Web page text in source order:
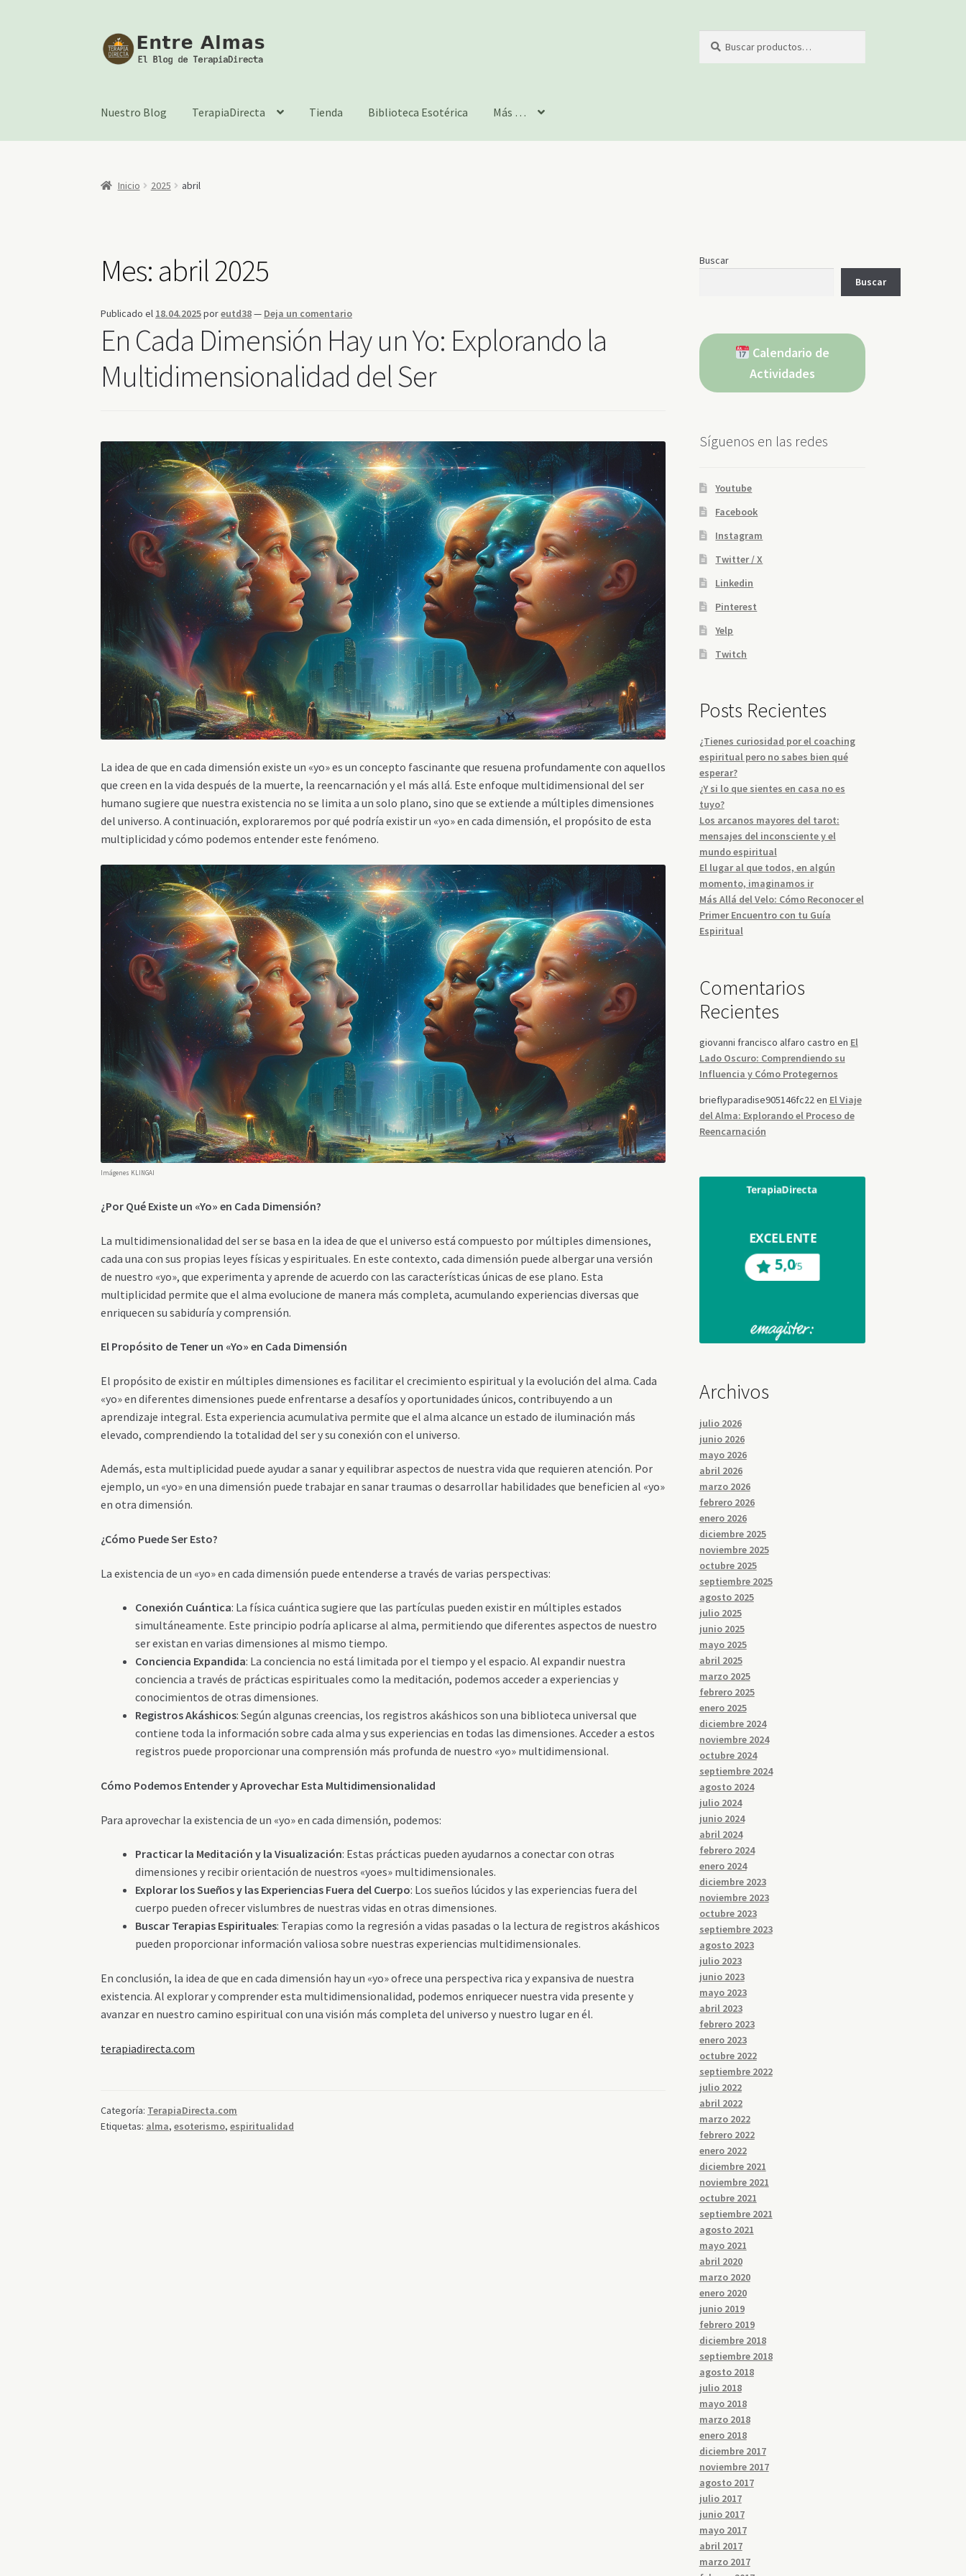
Ir
a
Ir
al
por:
Nuestro Blog TerapiaDirecta Tienda Biblioteca Esotérica Más …
Inicio 2025 abril
Mes: abril 2025
Publicado el 18.04.2025poreutd38— Deja un comentario
En Cada Dimensión Hay un Yo: Explorando la
Multidimensionalidad del Ser
La idea de que en cada dimensión existe un «yo» es un concepto fascinante que resuena profundamente con aquellos
que creen en la vida después de la muerte, la reencarnación y el más allá. Este enfoque multidimensional del ser
humano sugiere que nuestra existencia no se limita a un solo plano, sino que se extiende a múltiples dimensiones
del universo. A continuación, exploraremos por qué podría existir un «yo» en cada dimensión, el propósito de esta
multiplicidad y cómo podemos entender este fenómeno.
Imágenes KLINGAI
¿Por Qué Existe un «Yo» en Cada Dimensión?
La multidimensionalidad del ser se basa en la idea de que el universo está compuesto por múltiples dimensiones,
cada una con sus propias leyes físicas y espirituales. En este contexto, cada dimensión puede albergar una versión
de nuestro «yo», que experimenta y aprende de acuerdo con las características únicas de ese plano. Esta
multiplicidad permite que el alma evolucione de manera más completa, acumulando experiencias diversas que
enriquecen su sabiduría y comprensión.
El Propósito de Tener un «Yo» en Cada Dimensión
El propósito de existir en múltiples dimensiones es facilitar el crecimiento espiritual y la evolución del alma. Cada
«yo» en diferentes dimensiones puede enfrentarse a desafíos y oportunidades únicos, contribuyendo a un
aprendizaje integral. Esta experiencia acumulativa permite que el alma alcance un estado de iluminación más
elevado, comprendiendo la totalidad del ser y su conexión con el universo.
Además, esta multiplicidad puede ayudar a sanar y equilibrar aspectos de nuestra vida que requieren atención. Por
ejemplo, un «yo» en una dimensión puede trabajar en sanar traumas o desarrollar habilidades que beneficien al «yo»
en otra dimensión.
¿Cómo Puede Ser Esto?
La existencia de un «yo» en cada dimensión puede entenderse a través de varias perspectivas:
Conexión Cuántica: La física cuántica sugiere que las partículas pueden existir en múltiples estados
simultáneamente. Este principio podría aplicarse al alma, permitiendo que diferentes aspectos de nuestro
ser existan en varias dimensiones al mismo tiempo.
Conciencia Expandida: La conciencia no está limitada por el tiempo y el espacio. Al expandir nuestra
conciencia a través de prácticas espirituales como la meditación, podemos acceder a experiencias y
conocimientos de otras dimensiones.
Registros Akáshicos: Según algunas creencias, los registros akáshicos son una biblioteca universal que
contiene toda la información sobre cada alma y sus experiencias en todas las dimensiones. Acceder a estos
registros puede proporcionar una comprensión más profunda de nuestro «yo» multidimensional.
Cómo Podemos Entender y Aprovechar Esta Multidimensionalidad
Para aprovechar la existencia de un «yo» en cada dimensión, podemos:
Practicar la Meditación y la Visualización: Estas prácticas pueden ayudarnos a conectar con otras
dimensiones y recibir orientación de nuestros «yoes» multidimensionales.
Explorar los Sueños y las Experiencias Fuera del Cuerpo: Los sueños lúcidos y las experiencias fuera del
cuerpo pueden ofrecer vislumbres de nuestras vidas en otras dimensiones.
Buscar Terapias Espirituales: Terapias como la regresión a vidas pasadas o la lectura de registros akáshicos
pueden proporcionar información valiosa sobre nuestras experiencias multidimensionales.
En conclusión, la idea de que en cada dimensión hay un «yo» ofrece una perspectiva rica y expansiva de nuestra
existencia. Al explorar y comprender esta multidimensionalidad, podemos enriquecer nuestra vida presente y
avanzar en nuestro camino espiritual con una visión más completa del universo y nuestro lugar en él.
terapiadirecta.com
Categoría: TerapiaDirecta.com
Etiquetas: alma,esoterismo,espiritualidad
Buscar
Buscar
Calendario de
Actividades
Síguenos en las redes
Youtube
Facebook
Instagram
Twitter / X
Linkedin
Pinterest
Yelp
Twitch
Posts Recientes
¿Tienes curiosidad por el coaching
espiritual pero no sabes bien qué
esperar?
¿Y si lo que sientes en casa no es
tuyo?
Los arcanos mayores del tarot:
mensajes del inconsciente y el
mundo espiritual
El lugar al que todos, en algún
momento, imaginamos ir
Más Allá del Velo: Cómo Reconocer el
Primer Encuentro con tu Guía
Espiritual
Comentarios
Recientes
giovanni francisco alfaro castro en El
Lado Oscuro: Comprendiendo su
Influencia y Cómo Protegernos
brieflyparadise905146fc22en El Viaje
del Alma: Explorando el Proceso de
Reencarnación
Archivos
julio 2026
junio 2026
mayo 2026
abril 2026
marzo 2026
febrero 2026
enero 2026
diciembre 2025
noviembre 2025
octubre 2025
septiembre 2025
agosto 2025
julio 2025
junio 2025
mayo 2025
abril 2025
marzo 2025
febrero 2025
enero 2025
diciembre 2024
noviembre 2024
octubre 2024
septiembre 2024
agosto 2024
julio 2024
junio 2024
abril 2024
febrero 2024
enero 2024
diciembre 2023
noviembre 2023
octubre 2023
septiembre 2023
agosto 2023
julio 2023
junio 2023
mayo 2023
abril 2023
febrero 2023
enero 2023
octubre 2022
septiembre 2022
julio 2022
abril 2022
marzo 2022
febrero 2022
enero 2022
diciembre 2021
noviembre 2021
octubre 2021
septiembre 2021
agosto 2021
mayo 2021
abril 2020
marzo 2020
enero 2020
junio 2019
febrero 2019
diciembre 2018
septiembre 2018
agosto 2018
julio 2018
mayo 2018
marzo 2018
enero 2018
diciembre 2017
noviembre 2017
agosto 2017
julio 2017
junio 2017
mayo 2017
abril 2017
marzo 2017